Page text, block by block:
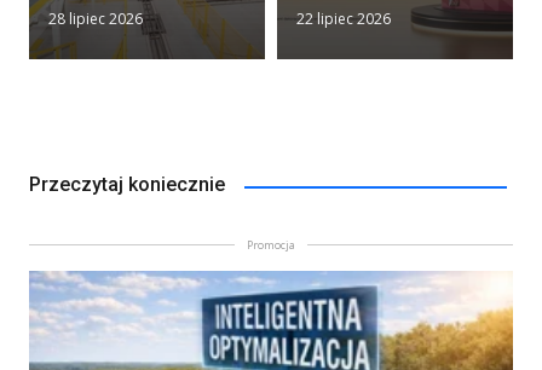
28 lipiec 2026 22 lipiec 2026
Przeczytaj koniecznie
Promocja